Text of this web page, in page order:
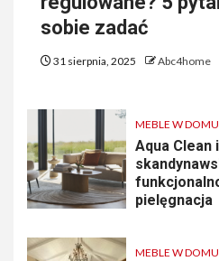
sobie zadać
31 sierpnia, 2025 Abc4home
MEBLE W DOMU
Aqua Clean
pielęgnacja
MEBLE W DOMU